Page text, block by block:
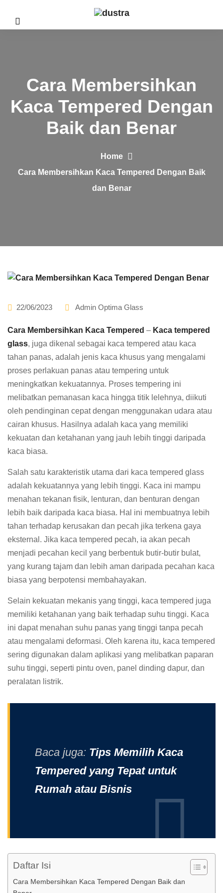
Cara Membersihkan
Kaca Tempered Dengan
Baik dan Benar
Home
Cara Membersihkan Kaca Tempered Dengan Baik
dan Benar
22/06/2023 Admin Optima Glass
Cara Membersihkan Kaca Tempered – Kaca tempered
glass, juga dikenal sebagai kaca tempered atau kaca
tahan panas, adalah jenis kaca khusus yang mengalami
proses perlakuan panas atau tempering untuk
meningkatkan kekuatannya. Proses tempering ini
melibatkan pemanasan kaca hingga titik lelehnya, diikuti
oleh pendinginan cepat dengan menggunakan udara atau
cairan khusus. Hasilnya adalah kaca yang memiliki
kekuatan dan ketahanan yang jauh lebih tinggi daripada
kaca biasa.
Salah satu karakteristik utama dari kaca tempered glass
adalah kekuatannya yang lebih tinggi. Kaca ini mampu
menahan tekanan fisik, lenturan, dan benturan dengan
lebih baik daripada kaca biasa. Hal ini membuatnya lebih
tahan terhadap kerusakan dan pecah jika terkena gaya
eksternal. Jika kaca tempered pecah, ia akan pecah
menjadi pecahan kecil yang berbentuk butir-butir bulat,
yang kurang tajam dan lebih aman daripada pecahan kaca
biasa yang berpotensi membahayakan.
Selain kekuatan mekanis yang tinggi, kaca tempered juga
memiliki ketahanan yang baik terhadap suhu tinggi. Kaca
ini dapat menahan suhu panas yang tinggi tanpa pecah
atau mengalami deformasi. Oleh karena itu, kaca tempered
sering digunakan dalam aplikasi yang melibatkan paparan
suhu tinggi, seperti pintu oven, panel dinding dapur, dan
peralatan listrik.
Baca juga: Tips Memilih Kaca
Tempered yang Tepat untuk
Rumah atau Bisnis
Daftar Isi
Cara Membersihkan Kaca Tempered Dengan Baik dan